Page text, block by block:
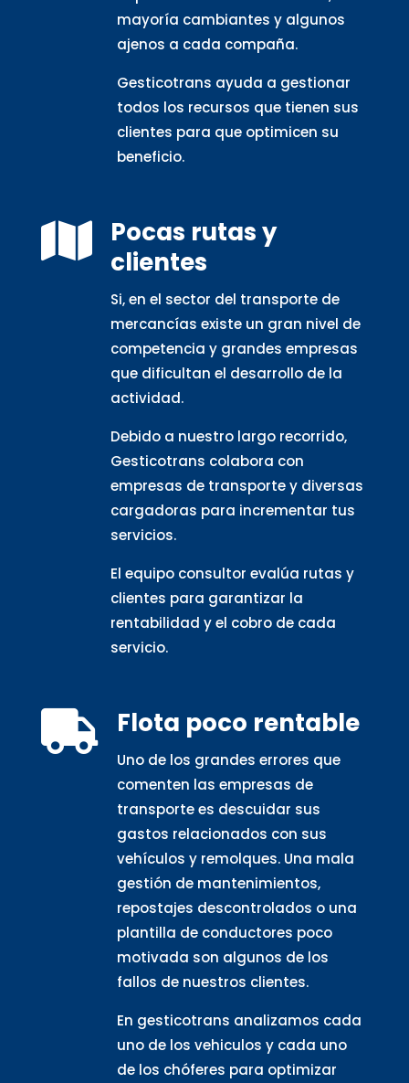
mayoría cambiantes y algunos
ajenos a cada compaña.
Gesticotrans ayuda a gestionar
todos los recursos que tienen sus
clientes para que optimicen su
beneficio.

Pocas rutas y
clientes
Si, en el sector del transporte de
mercancías existe un gran nivel de
competencia y grandes empresas
que dificultan el desarrollo de la
actividad.
Debido a nuestro largo recorrido,
Gesticotrans colabora con
empresas de transporte y diversas
cargadoras para incrementar tus
servicios.
El equipo consultor evalúa rutas y
clientes para garantizar la
rentabilidad y el cobro de cada
servicio.
 Flota poco rentable
Uno de los grandes errores que
comenten las empresas de
transporte es descuidar sus
gastos relacionados con sus
vehículos y remolques. Una mala
gestión de mantenimientos,
repostajes descontrolados o una
plantilla de conductores poco
motivada son algunos de los
fallos de nuestros clientes.
En gesticotrans analizamos cada
uno de los vehiculos y cada uno
de los chóferes para optimizar